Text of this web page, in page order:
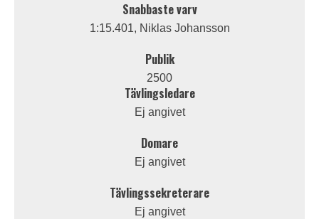
Snabbaste varv
1:15.401, Niklas Johansson
Publik
2500
Tävlingsledare
Ej angivet
Domare
Ej angivet
Tävlingssekreterare
Ej angivet